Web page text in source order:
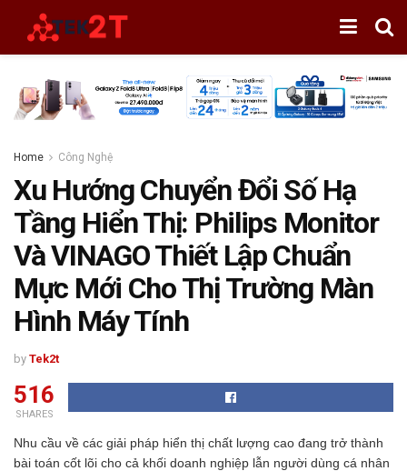
Home Công Nghệ
Xu Hướng Chuyển Đổi Số Hạ
Tầng Hiển Thị: Philips Monitor
Và VINAGO Thiết Lập Chuẩn
Mực Mới Cho Thị Trường Màn
Hình Máy Tính
by Tek2t
516
SHARES
Nhu cầu về các giải pháp hiển thị chất lượng cao đang trở thành
bài toán cốt lõi cho cả khối doanh nghiệp lẫn người dùng cá nhân